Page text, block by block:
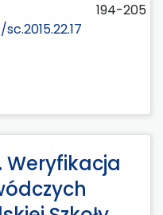
194-205
Weryfikacja